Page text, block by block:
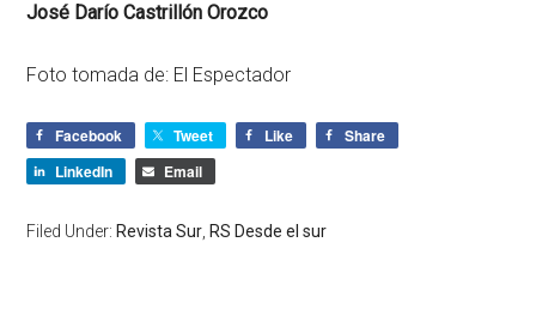
José Darío Castrillón Orozco
Foto tomada de: El Espectador
Facebook Tweet Like
Share
LinkedIn
Email
Filed Under: Revista Sur, RS Desde el sur